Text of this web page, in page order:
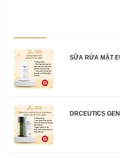
Ảnh sản phẩmSỮA RỬA MẶT
DRCEUTICS